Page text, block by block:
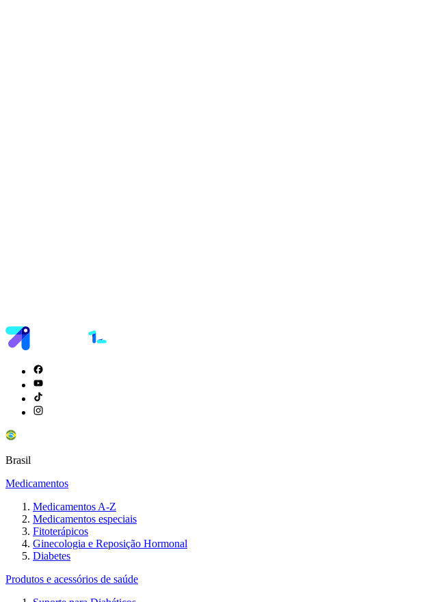
Brasil
Medicamentos
Medicamentos A-Z
Medicamentos especiais
Fitoterápicos
Ginecologia e Reposição Hormonal
Diabetes
Produtos e acessórios de saúde